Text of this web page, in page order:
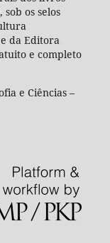
os selos
da Editora
e completo
e Ciências –